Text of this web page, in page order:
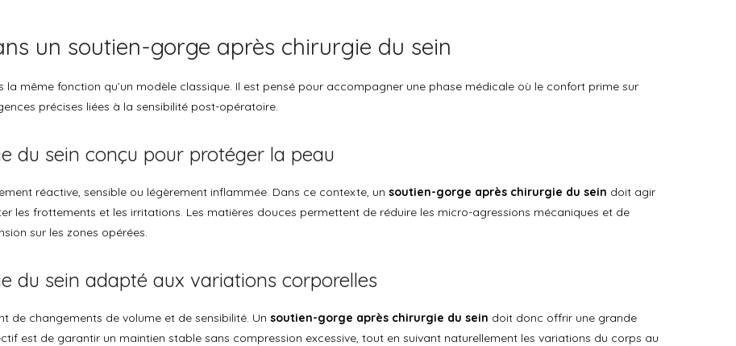
un soutien-gorge après chirurgie du sein
la même fonction qu’un modèle classique. Il est pensé pour accompagner une phase médicale où le confort prime sur
précises liées à la sensibilité post-opératoire.
du sein conçu pour protéger la peau
réactive, sensible ou légèrement inflammée. Dans ce contexte, un soutien-gorge après chirurgie du sein doit agir
les frottements et les irritations. Les matières douces permettent de réduire les micro-agressions mécaniques et de
sur les zones opérées.
du sein adapté aux variations corporelles
de changements de volume et de sensibilité. Un soutien-gorge après chirurgie du sein doit donc offrir une grande
est de garantir un maintien stable sans compression excessive, tout en suivant naturellement les variations du corps au